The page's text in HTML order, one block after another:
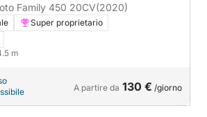
Barca a motore Roto Family 450 20CV(2020)
Super proprietario
m
A partire da 130 € /giorno